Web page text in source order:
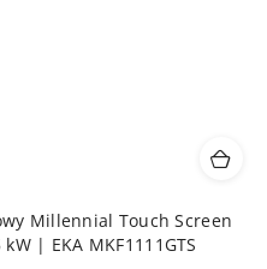
Millennial Touch Screen
| EKA MKF1111GTS